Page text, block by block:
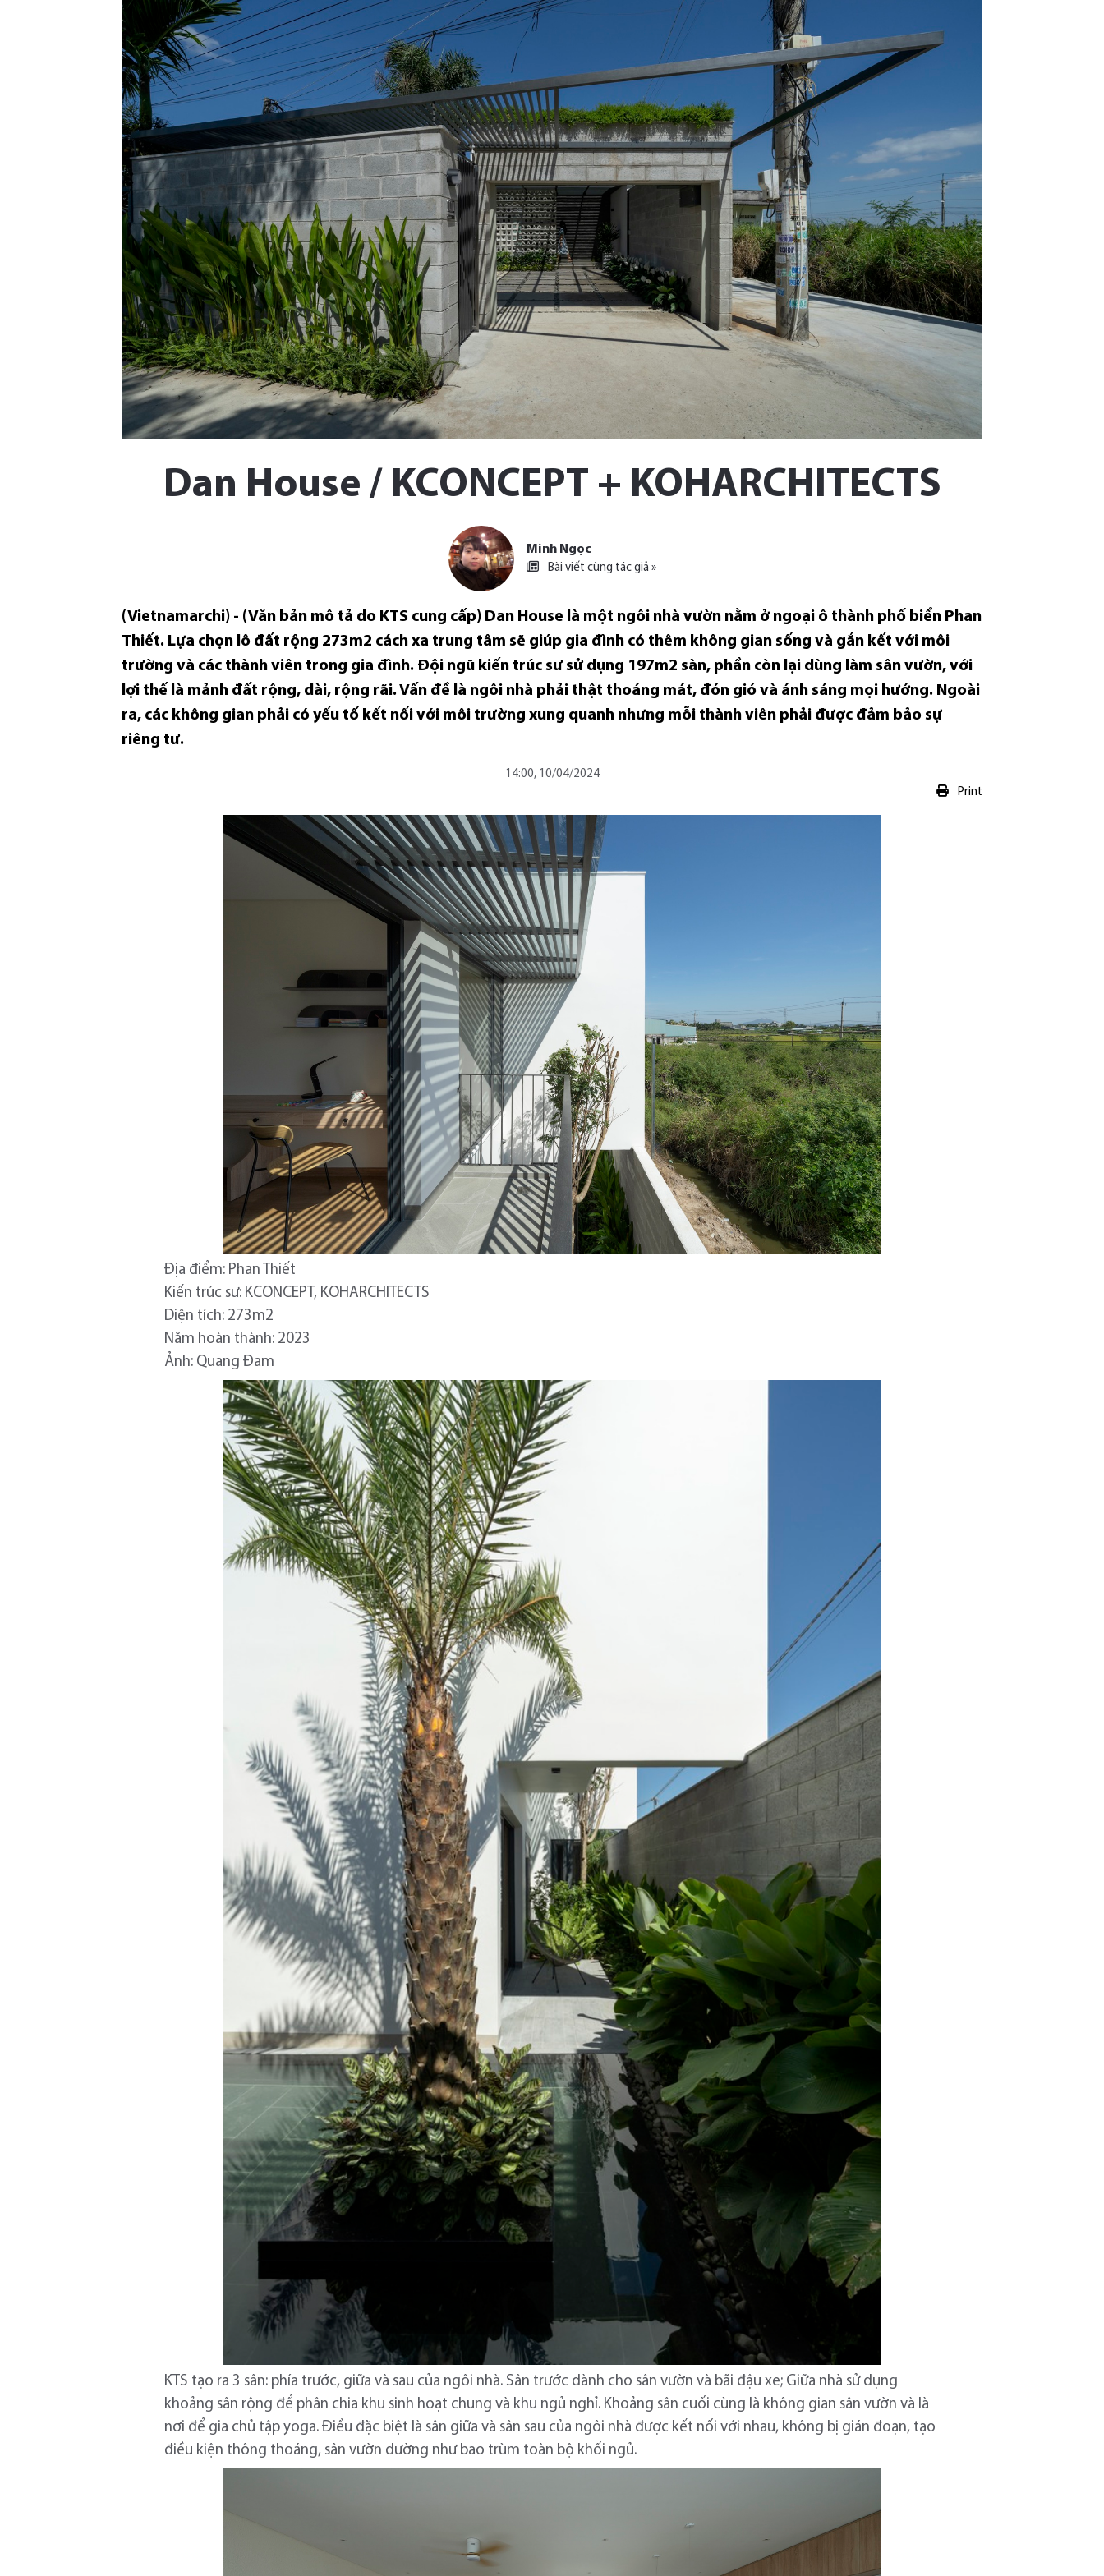
Dan House / KCONCEPT + KOHARCHITECTS
Minh Ngọc
Bài viết cùng tác giả »
(Vietnamarchi) - (Văn bản mô tả do KTS cung cấp) Dan House là một ngôi nhà vườn nằm ở ngoại ô thành phố biển Phan
Thiết. Lựa chọn lô đất rộng 273m2 cách xa trung tâm sẽ giúp gia đình có thêm không gian sống và gắn kết với môi
trường và các thành viên trong gia đình. Đội ngũ kiến ​​trúc sư sử dụng 197m2 sàn, phần còn lại dùng làm sân vườn, với
lợi thế là mảnh đất rộng, dài, rộng rãi. Vấn đề là ngôi nhà phải thật thoáng mát, đón gió và ánh sáng mọi hướng. Ngoài
ra, các không gian phải có yếu tố kết nối với môi trường xung quanh nhưng mỗi thành viên phải được đảm bảo sự
riêng tư.
14:00, 10/04/2024
Print
Địa điểm: Phan Thiết
Kiến trúc sư: KCONCEPT, KOHARCHITECTS
Diện tích: 273m2
Năm hoàn thành: 2023
Ảnh: Quang Đam
KTS tạo ra 3 sân: phía trước, giữa và sau của ngôi nhà. Sân trước dành cho sân vườn và bãi đậu xe; Giữa nhà sử dụng
khoảng sân rộng để phân chia khu sinh hoạt chung và khu ngủ nghỉ. Khoảng sân cuối cùng là không gian sân vườn và là
nơi để gia chủ tập yoga. Điều đặc biệt là sân giữa và sân sau của ngôi nhà được kết nối với nhau, không bị gián đoạn, tạo
điều kiện thông thoáng, sân vườn dường như bao trùm toàn bộ khối ngủ.